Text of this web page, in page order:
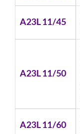
A23L 11/45
A23L 11/50
A23L 11/60